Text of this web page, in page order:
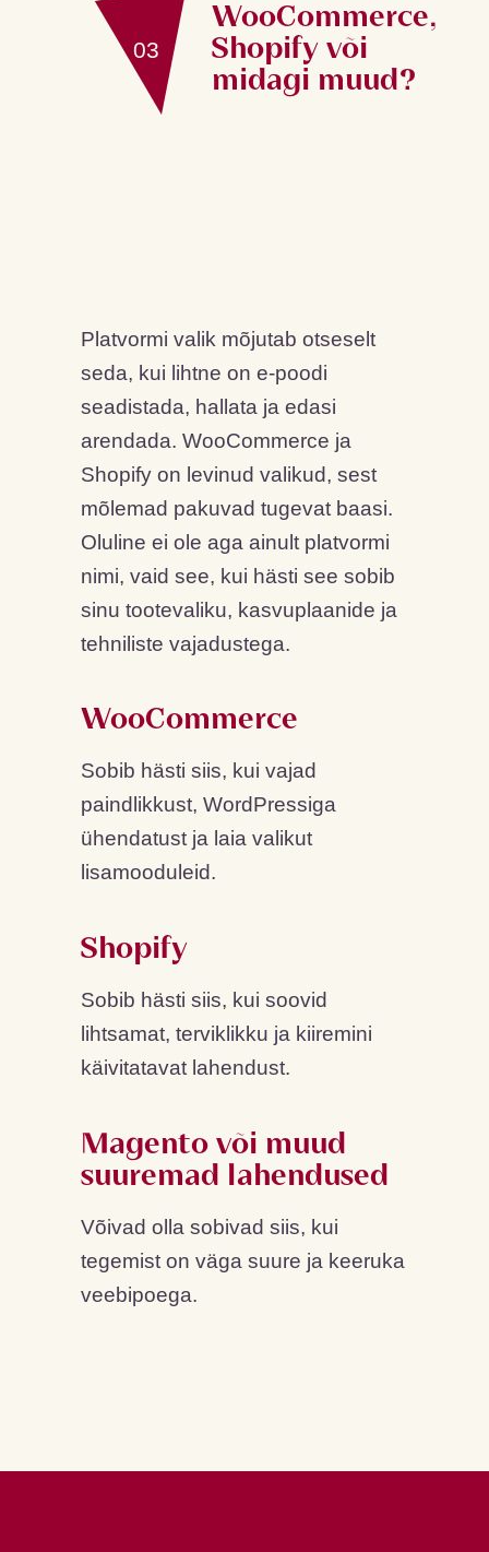
03
WooCommerce,
Shopify või
midagi muud?
Platvormi valik mõjutab otseselt
seda, kui lihtne on e-poodi
seadistada, hallata ja edasi
arendada. WooCommerce ja
Shopify on levinud valikud, sest
mõlemad pakuvad tugevat baasi.
Oluline ei ole aga ainult platvormi
nimi, vaid see, kui hästi see sobib
sinu tootevaliku, kasvuplaanide ja
tehniliste vajadustega.
WooCommerce
Sobib hästi siis, kui vajad
paindlikkust, WordPressiga
ühendatust ja laia valikut
lisamooduleid.
Shopify
Sobib hästi siis, kui soovid
lihtsamat, terviklikku ja kiiremini
käivitatavat lahendust.
Magento või muud
suuremad lahendused
Võivad olla sobivad siis, kui
tegemist on väga suure ja keeruka
veebipoega.